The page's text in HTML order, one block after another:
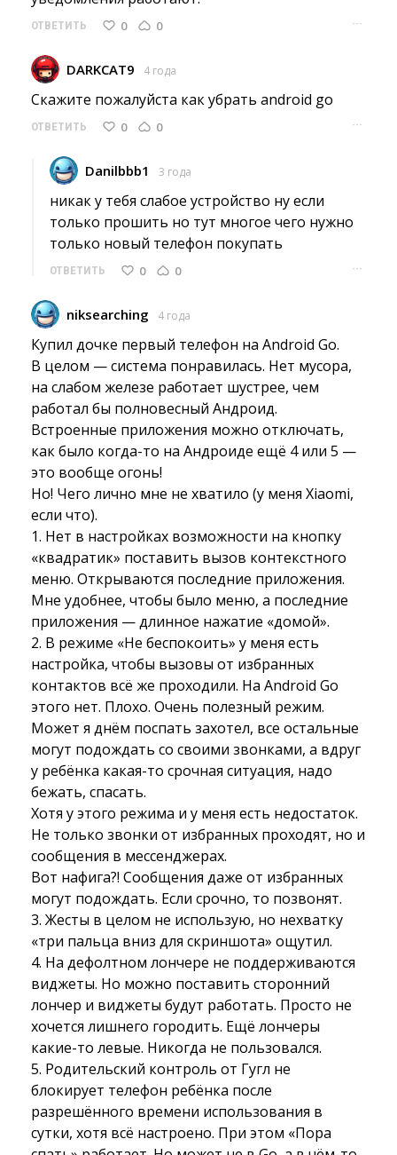
ОТВЕТИТЬ 0 0 ···
DARKCAT9 4 года
Скажите пожалуйста как убрать android go
ОТВЕТИТЬ 0 0 ···
Danilbbb1 3 года
никак у тебя слабое устройство ну если
только прошить но тут многое чего нужно
только новый телефон покупать
ОТВЕТИТЬ 0 0 ···
niksearching 4 года
Купил дочке первый телефон на Android Go.
В целом — система понравилась. Нет мусора,
на слабом железе работает шустрее, чем
работал бы полновесный Андроид.
Встроенные приложения можно отключать,
как было когда-то на Андроиде ещё 4 или 5 —
это вообще огонь!
Но! Чего лично мне не хватило (у меня Xiaomi,
если что).
1. Нет в настройках возможности на кнопку
«квадратик» поставить вызов контекстного
меню. Открываются последние приложения.
Мне удобнее, чтобы было меню, а последние
приложения — длинное нажатие «домой».
2. В режиме «Не беспокоить» у меня есть
настройка, чтобы вызовы от избранных
контактов всё же проходили. На Android Go
этого нет. Плохо. Очень полезный режим.
Может я днём поспать захотел, все остальные
могут подождать со своими звонками, а вдруг
у ребёнка какая-то срочная ситуация, надо
бежать, спасать.
Хотя у этого режима и у меня есть недостаток.
Не только звонки от избранных проходят, но и
сообщения в мессенджерах.
Вот нафига?! Сообщения даже от избранных
могут подождать. Если срочно, то позвонят.
3. Жесты в целом не использую, но нехватку
«три пальца вниз для скриншота» ощутил.
4. На дефолтном лончере не поддерживаются
виджеты. Но можно поставить сторонний
лончер и виджеты будут работать. Просто не
хочется лишнего городить. Ещё лончеры
какие-то левые. Никогда не пользовался.
5. Родительский контроль от Гугл не
блокирует телефон ребёнка после
разрешённого времени использования в
сутки, хотя всё настроено. При этом «Пора